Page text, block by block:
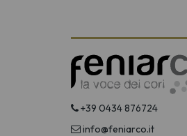
+39 0434 876724
info@feniarco.it